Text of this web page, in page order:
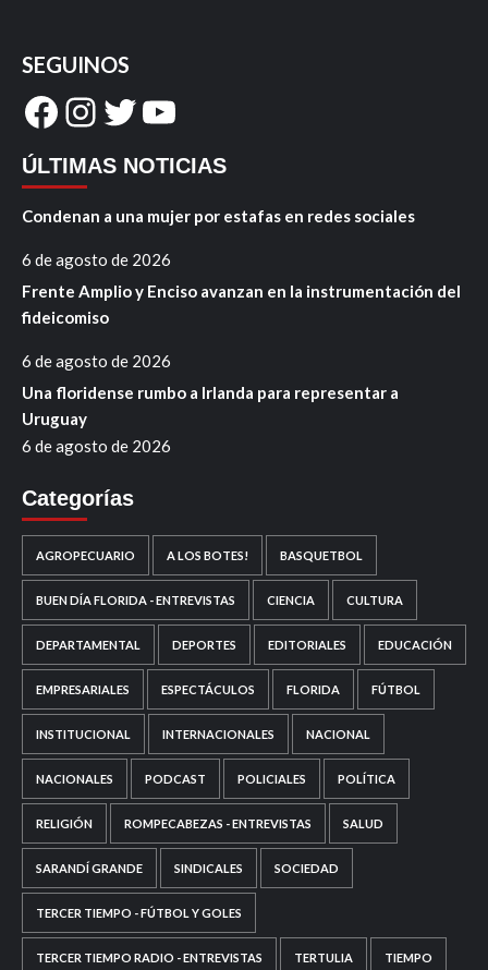
SEGUINOS
Facebook
Instagram
Twitter
YouTube
ÚLTIMAS NOTICIAS
Condenan a una mujer por estafas en redes sociales
6 de agosto de 2026
Frente Amplio y Enciso avanzan en la instrumentación del
fideicomiso
6 de agosto de 2026
Una floridense rumbo a Irlanda para representar a
Uruguay
6 de agosto de 2026
Categorías
AGROPECUARIO A LOS BOTES! BASQUETBOL
BUEN DÍA FLORIDA - ENTREVISTAS CIENCIA CULTURA
DEPARTAMENTAL DEPORTES EDITORIALES EDUCACIÓN
EMPRESARIALES ESPECTÁCULOS FLORIDA FÚTBOL
INSTITUCIONAL INTERNACIONALES NACIONAL
NACIONALES PODCAST POLICIALES POLÍTICA
RELIGIÓN ROMPECABEZAS - ENTREVISTAS SALUD
SARANDÍ GRANDE SINDICALES SOCIEDAD
TERCER TIEMPO - FÚTBOL Y GOLES
TERCER TIEMPO RADIO - ENTREVISTAS TERTULIA TIEMPO